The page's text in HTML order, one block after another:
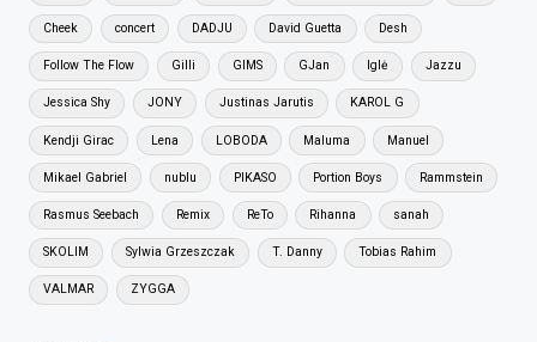
Cheek concert DADJU David Guetta Desh
Follow The Flow Gilli GIMS GJan Iglė Jazzu
Jessica Shy JONY Justinas Jarutis KAROL G
Kendji Girac Lena LOBODA Maluma Manuel
Mikael Gabriel nublu PIKASO Portion Boys Rammstein
Rasmus Seebach Remix ReTo Rihanna sanah
SKOLIM Sylwia Grzeszczak T. Danny Tobias Rahim
VALMAR ZYGGA